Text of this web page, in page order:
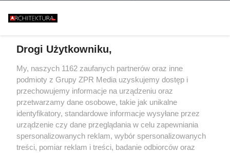
Drogi Użytkowniku,
My, naszych 1162 zaufanych partnerów oraz inne
podmioty z Grupy ZPR Media uzyskujemy dostęp i
przechowujemy informacje na urządzeniu oraz
przetwarzamy dane osobowe, takie jak unikalne
identyfikatory, standardowe informacje wysyłane przez
urządzenie czy dane przeglądania w celu zapewniania
spersonalizowanych reklam, wybór spersonalizowanych
treści, pomiar reklam i treści, badanie odbiorców oraz